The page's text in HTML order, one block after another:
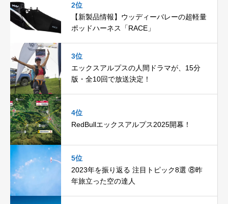
2位
【新製品情報】ウッディーバレーの超軽量
ポッドハーネス「RACE」
3位
エックスアルプスの人間ドラマが、15分
版・全10回で放送決定！
4位
RedBullエックスアルプス2025開幕！
5位
2023年を振り返る 注目トピック8選 ⑧昨
年旅立った空の達人